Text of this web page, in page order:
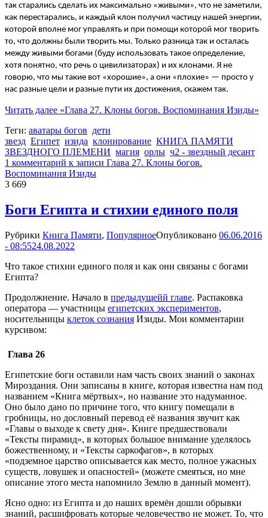
так старались сделать их максимально «живыми», что не заметили,
как перестарались, и каждый клон получил частицу нашей энергии,
которой вполне мог управлять и при помощи которой мог творить
то, что должны были творить мы. Только разница так и осталась
между живыми богами (буду использовать такое определение,
хотя понятно, что речь о цивилизаторах) и их клонами. Я не
говорю, что мы такие вот «хорошие», а они «плохие» — просто у
нас разные цели и разные пути их достижения, скажем так.
Читать далее «Глава 27. Клоны богов. Воспоминания Изиды»
Теги: аватары богов дети
звезд Египет изида клонирование КНИГА ПАМЯТИ
ЗВЕЗДНОГО ПЛЕМЕНИ магия орлы ч2 - звездный десант
1 комментарий к записи Глава 27. Клоны богов.
Воспоминания Изиды
3 669
Боги Египта и стихии единого поля
Рубрики Книга Памяти, ПопулярноеОпубликовано 06.06.2016
- 08:5524.08.2022
Что такое стихии единого поля и как они связаны с богами
Египта?
Продолжнение. Начало в предыдущейй главе. Распаковка
оператора — участницы египетских экспериментов,
носительницы клеток сознания Изиды. Мои комментарии
курсивом:
Глава 26
Египетские боги оставили нам часть своих знаний о законах
Мироздания. Они записаны в книге, которая известна нам под
названием «Книга мёртвых», но название это надуманное.
Оно было дано по причине того, что книгу помещали в
гробницы, но дословный перевод её названия звучит как
«Главы о выходе к свету дня». Книге предшествовали
«Тексты пирамид», в которых большое внимание уделялось
божественному, и «Тексты саркофагов», в которых
«подземное царство описывается как место, полное ужасных
существ, ловушек и опасностей» (можете смеяться, но мне
описание этого места напомнило Землю в данный момент).
Ясно одно: из Египта и до наших времён дошли обрывки
знаний, расшифровать которые человечество не может. То, что